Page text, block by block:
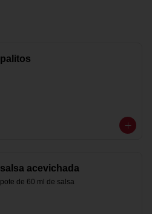
palitos
salsa acevichada
pote de 60 ml de salsa